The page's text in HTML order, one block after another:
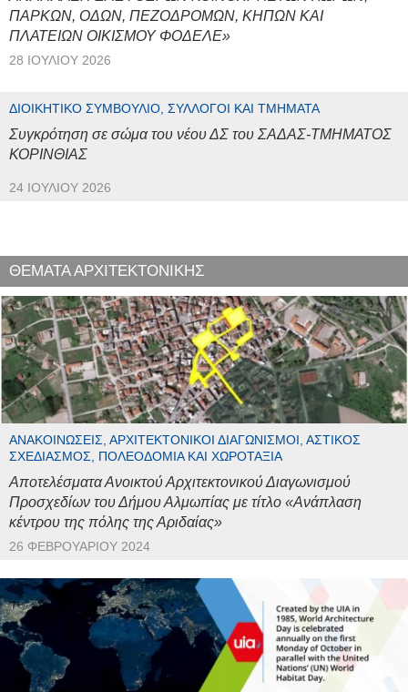
ΠΑΡΚΩΝ, ΟΔΩΝ, ΠΕΖΟΔΡΟΜΩΝ, ΚΗΠΩΝ ΚΑΙ
ΠΛΑΤΕΙΩΝ ΟΙΚΙΣΜΟΥ ΦΟΔΕΛΕ»
28 ΙΟΥΛΊΟΥ 2026
ΔΙΟΙΚΗΤΙΚΌ ΣΥΜΒΟΎΛΙΟ, ΣΎΛΛΟΓΟΙ ΚΑΙ ΤΜΉΜΑΤΑ
Συγκρότηση σε σώμα του νέου ΔΣ του ΣΑΔΑΣ-ΤΜΗΜΑΤΟΣ
ΚΟΡΙΝΘΙΑΣ
24 ΙΟΥΛΊΟΥ 2026
ΘΕΜΑΤΑ ΑΡΧΙΤΕΚΤΟΝΙΚΗΣ
ΑΝΑΚΟΙΝΏΣΕΙΣ, ΑΡΧΙΤΕΚΤΟΝΙΚΟΊ ΔΙΑΓΩΝΙΣΜΟΊ, ΑΣΤΙΚΌΣ
ΣΧΕΔΙΑΣΜΌΣ, ΠΟΛΕΟΔΟΜΊΑ ΚΑΙ ΧΩΡΟΤΑΞΊΑ
Αποτελέσματα Ανοικτού Αρχιτεκτονικού Διαγωνισμού
Προσχεδίων του Δήμου Αλμωπίας με τίτλο «Ανάπλαση
κέντρου της πόλης της Αριδαίας»
26 ΦΕΒΡΟΥΑΡΊΟΥ 2024